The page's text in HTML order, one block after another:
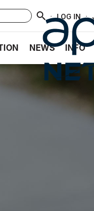
· LOG IN ·
NEWS INFO